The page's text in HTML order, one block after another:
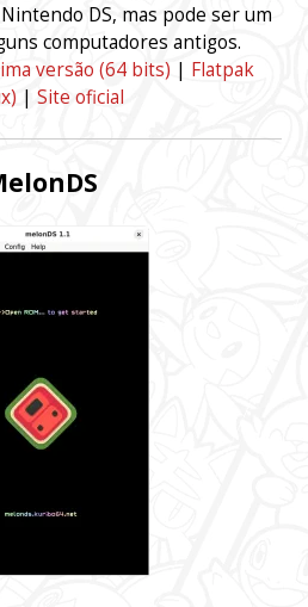
DS, mas pode ser um
computadores antigos.
versão (64 bits) | Flatpak
| Site oficial